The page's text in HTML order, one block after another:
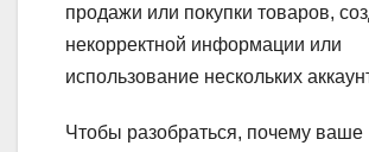
продажи или покупки товаров,
некорректной информации или
использование нескольких
Чтобы разобраться, почему ваше